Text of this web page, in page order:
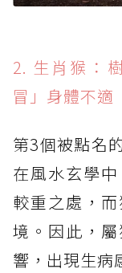
2. 生肖猴：
冒」身體不適
第3個被點名
在風水玄學
較重之處，
境。因此，
響，出現生病